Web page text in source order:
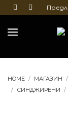
на
HOME МАГАЗИН
СИНДЖИРЕНИ